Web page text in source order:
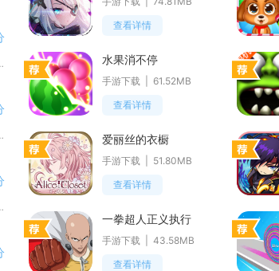
、乘机、售后全流程，支持山航自营航班
量录入、自动算薪、工资条生成、月度对
出行、地理记录和场景拍摄使用。
查看详情
水果消不停
手游下载
61.52MB
查看详情
爱丽丝的衣橱
手游下载
51.80MB
查看详情
一拳超人正义执行
手游下载
43.58MB
查看详情